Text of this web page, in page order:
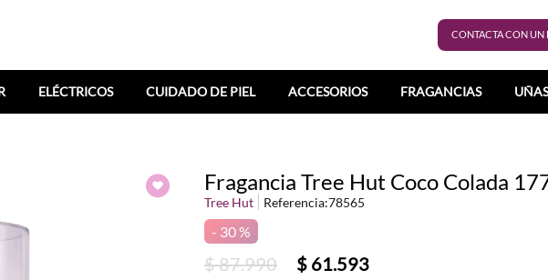
CONTACTA CON UN
ELÉCTRICOS CUIDADO DE PIEL ACCESORIOS FRAGANCIAS UÑAS
Fragancia Tree Hut Coco Colada
Tree Hut Referencia:78565
30 %
$87.990 $ 61.593